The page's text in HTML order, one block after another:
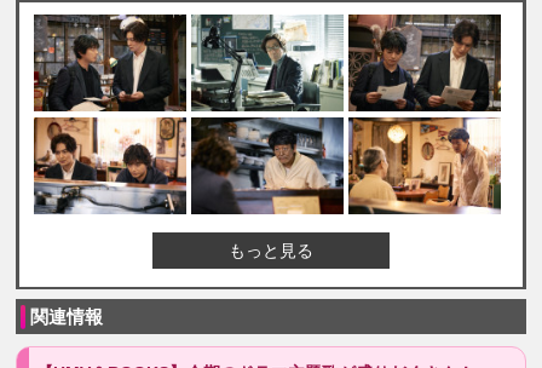
もっと見る
関連情報